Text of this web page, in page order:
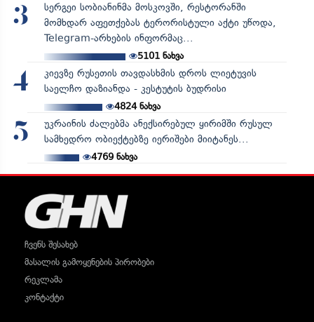
3
სერგეი სობიანინმა მოსკოვში, რესტორანში
მომხდარ აფეთქებას ტერორისტული აქტი უწოდა,
Telegram-არხების ინფორმაც...
5101ნახვა
4
კიევზე რუსეთის თავდასხმის დროს ლიეტუვის
საელჩო დაზიანდა - კესტუტის ბუდრისი
4824ნახვა
5
უკრაინის ძალებმა ანექსირებულ ყირიმში რუსულ
სამხედრო ობიექტებზე იერიშები მიიტანეს...
4769ნახვა
ჩვენს შესახებ
მასალის გამოყენების პირობები
რეკლამა
კონტაქტი